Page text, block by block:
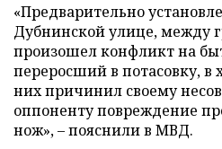
«Предварительно
Дубнинской улице, между
произошел конфликт на
переросший в потасовку, в
них причинил своему
оппоненту повреждение
нож», – пояснили в МВД.